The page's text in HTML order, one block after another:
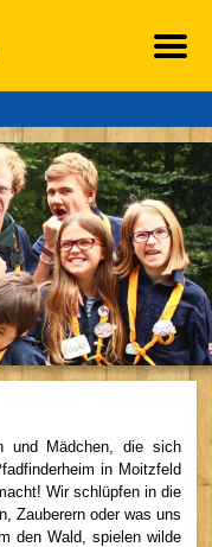
und Mädchen, die sich
in Moitzfeld
Wir schlüpfen in die
Zauberern oder was uns
den Wald, spielen wilde